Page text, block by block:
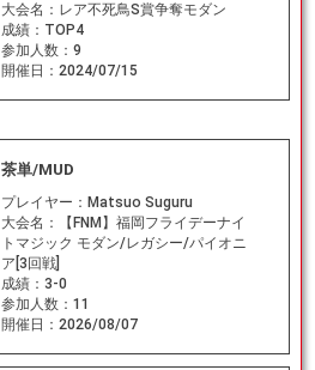
大会名： レア不死鳥S賞争奪モダン
成績： TOP4
参加人数： 9
開催日： 2024/07/15
茶単/MUD
プレイヤー： Matsuo Suguru
大会名：
【FNM】福岡フライデーナイ
トマジック モダン/レガシー/パイオニ
ア[3回戦]
成績： 3-0
参加人数： 11
開催日： 2026/08/07